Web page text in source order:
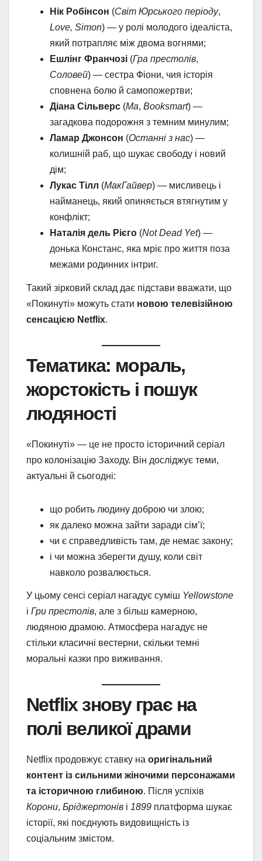
Нік Робінсон (Світ Юрського періоду,
Love, Simon) — у ролі молодого ідеаліста,
який потрапляє між двома вогнями;
Ешлінг Франчозі (Гра престолів,
Соловей) — сестра Фіони, чия історія
сповнена болю й самопожертви;
Діана Сільверс (Ма, Booksmart) —
загадкова подорожня з темним минулим;
Ламар Джонсон (Останні з нас) —
колишній раб, що шукає свободу і новий
дім;
Лукас Тілл (МакГайвер) — мисливець і
найманець, який опиняється втягнутим у
конфлікт;
Наталія дель Рієго (Not Dead Yet) —
донька Констанс, яка мріє про життя поза
межами родинних інтриг.
Такий зірковий склад дає підстави вважати, що
«Покинуті» можуть стати новою телевізійною
сенсацією Netflix.
Тематика: мораль,
жорстокість і пошук
людяності
«Покинуті» — це не просто історичний серіал
про колонізацію Заходу. Він досліджує теми,
актуальні й сьогодні:
що робить людину доброю чи злою;
як далеко можна зайти заради сім’ї;
чи є справедливість там, де немає закону;
і чи можна зберегти душу, коли світ
навколо розвалюється.
У цьому сенсі серіал нагадує суміш Yellowstone
і Гри престолів, але з більш камерною,
людяною драмою. Атмосфера нагадує не
стільки класичні вестерни, скільки темні
моральні казки про виживання.
Netflix знову грає на
полі великої драми
Netflix продовжує ставку на оригінальний
контент із сильними жіночими персонажами
та історичною глибиною. Після успіхів
Корони, Бріджертонів і 1899 платформа шукає
історії, які поєднують видовищність із
соціальним змістом.